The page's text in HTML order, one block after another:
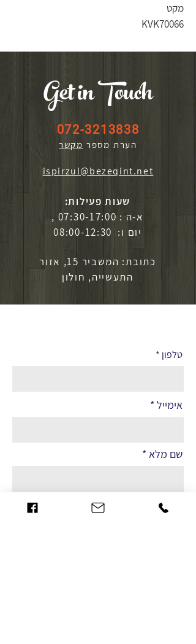
מקט
KVK70066
Get in Touch
072-3213838
הערת מספר מקשר
ispirzul@bezeqint.net
שעות פעילות:
א-ה : 07:30-17:00 ,
יום ו: 08:00-12:30
כתובת: המשביר 15, אזור
התעשייה, חולון
טלפון
אימייל
שם מלא
הערות